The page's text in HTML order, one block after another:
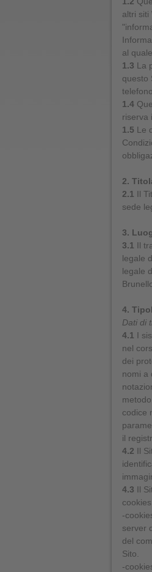
altri siti
al
1.3 La
questo
1.4
riserva
1.5 Le
2.
2.1 Il
sede
3.
3.1 Il
legale
legale
4.
Dati di
4.1 I
nel
dei
nomi a
codice
il
4.2 Il
4.3 Il
-
server
del
Sito.
-